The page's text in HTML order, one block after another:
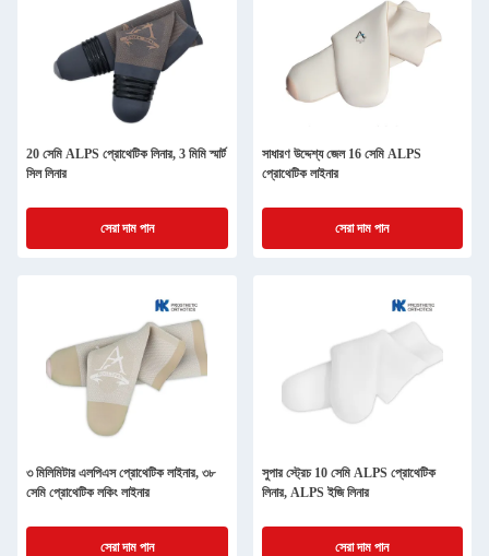
20 সেমি ALPS প্রোথেটিক লিনার, 3 মিমি স্মার্ট
সিল লিনার
সেরা দাম পান
সাধারণ উদ্দেশ্য জেল 16 সেমি ALPS
প্রোথেটিক লাইনার
সেরা দাম পান
৩ মিলিমিটার এলপিএস প্রোথেটিক লাইনার, ৩৮
সেমি প্রোথেটিক লকিং লাইনার
সেরা দাম পান
সুপার স্ট্রেচ 10 সেমি ALPS প্রোথেটিক
লিনার, ALPS ইজি লিনার
সেরা দাম পান